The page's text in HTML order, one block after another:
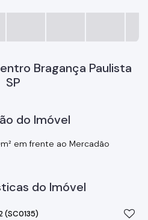
Bragança Paulista
SP
do Imóvel
em frente ao Mercadão
do Imóvel
(SC0135)